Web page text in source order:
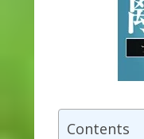
Contents